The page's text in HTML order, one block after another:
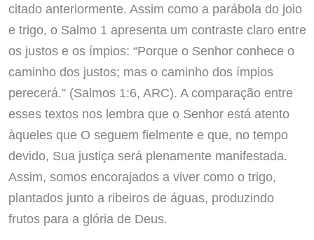
citado anteriormente. Assim como a parábola do joio
e trigo, o Salmo 1 apresenta um contraste claro entre
os justos e os ímpios: “Porque o Senhor conhece o
caminho dos justos; mas o caminho dos ímpios
perecerá.” (Salmos 1:6, ARC). A comparação entre
esses textos nos lembra que o Senhor está atento
àqueles que O seguem fielmente e que, no tempo
devido, Sua justiça será plenamente manifestada.
Assim, somos encorajados a viver como o trigo,
plantados junto a ribeiros de águas, produzindo
frutos para a glória de Deus.